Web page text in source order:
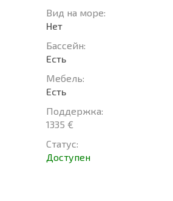
Вид на море:
Нет
Басcейн:
Есть
Мебель:
Есть
Поддержка:
1335 €
Статус:
Доступен